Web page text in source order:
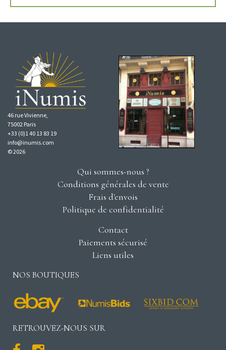
46 rue Vivienne,
75002 Paris
+33 (0)1 40 13 83 19
info@inumis.com
© 2026
Qui sommes-nous ?
Conditions générales de vente
Frais d'envois
Politique de confidentialité
Contact
Paiements sécurisé
Liens utiles
NOS BOUTIQUES
RETROUVEZ-NOUS SUR